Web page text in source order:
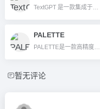
TextGPT 是一款集成于浏览器的AI文本输入助手，支持智能写作、文本优化、多语言翻译及办公自动化，适合内容创作者与职场办公场景。
PALETTE
PALETTE是一款高精度AI图片自动上色与色彩风格编辑平台，支持黑白照片一键变彩色，高分辨率输出、批量处理及开放API集成。
暂无评论